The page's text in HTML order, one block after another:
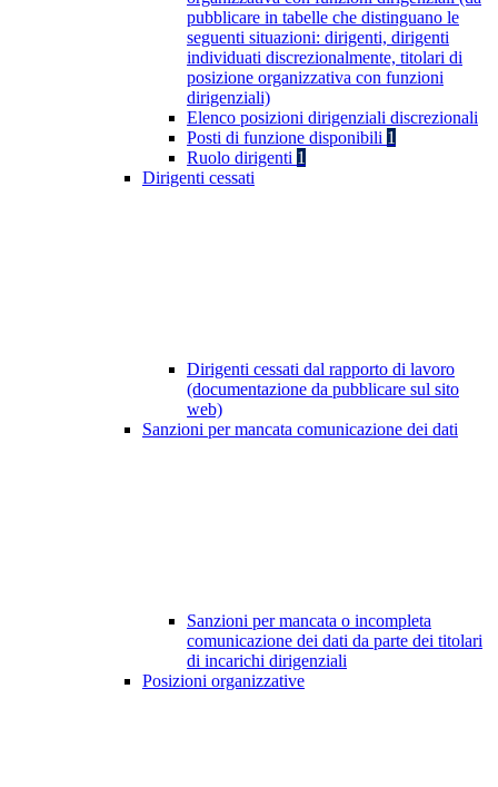
pubblicare in tabelle che distinguano le
seguenti situazioni: dirigenti, dirigenti
individuati discrezionalmente, titolari di
posizione organizzativa con funzioni
dirigenziali)
Elenco posizioni dirigenziali discrezionali
Posti di funzione disponibili 1
Ruolo dirigenti 1
Dirigenti cessati
Dirigenti cessati dal rapporto di lavoro
(documentazione da pubblicare sul sito
web)
Sanzioni per mancata comunicazione dei dati
Sanzioni per mancata o incompleta
comunicazione dei dati da parte dei titolari
di incarichi dirigenziali
Posizioni organizzative